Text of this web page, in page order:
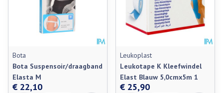
Bota
Bota Suspensoir/draagband
Elasta M
€ 22,10
Leukoplast
Leukotape K Kleefwindel
Elast Blauw 5,0cmx5m 1
€ 25,90